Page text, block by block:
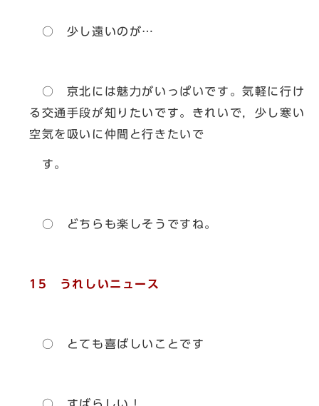
○ 少し遠いのが…
○ 京北には魅力がいっぱいです。気軽に行け
る交通手段が知りたいです。きれいで，少し寒い
空気を吸いに仲間と行きたいで
す。
○ どちらも楽しそうですね。
15 うれしいニュース
○ とても喜ばしいことです